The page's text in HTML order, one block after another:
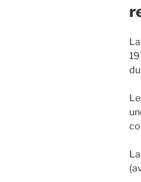
La
La